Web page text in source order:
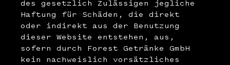
des gesetzlich Zulässigen jegliche
Haftung für Schäden, die direkt
oder indirekt aus der Benutzung
dieser Website entstehen, aus,
sofern durch Forest Getränke GmbH
kein nachweislich vorsätzliches